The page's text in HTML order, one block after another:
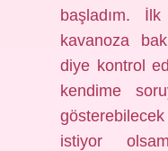
başladım.
kavanoza
diye kontrol
kendime
istiyor